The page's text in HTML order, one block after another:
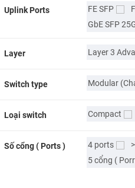
Uplink Ports FE SFP
GbE SFP
Layer Layer 3
Switch type Modular
Loại switch Compact
Số cổng ( Ports ) 4 ports
5 cổng (